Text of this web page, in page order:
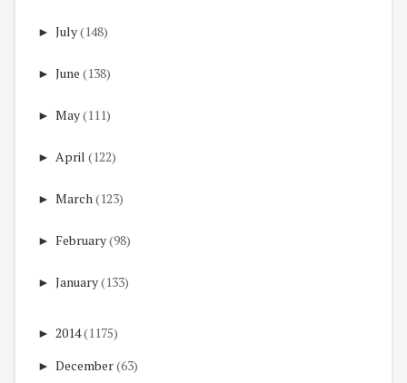
► July(148)
► June (138)
► May(111)
► April (122)
► March (123)
► February(98)
► January(133)
► 2014(1175)
► December(63)